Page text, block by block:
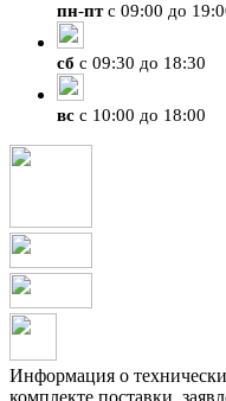
пн-птс 09:00 до
сб с 09:30 до 18:30
вс с 10:00 до 18:00
Информация о